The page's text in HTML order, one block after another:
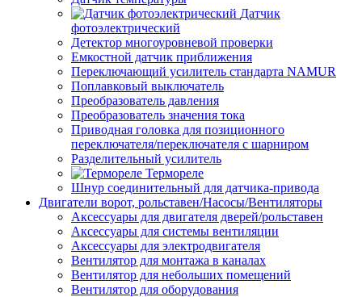
Датчик
фотоэлектрический
Детектор многоуровневой проверки
Емкостной датчик приближения
Переключающий усилитель стандарта NAMUR
Поплавковый выключатель
Преобразователь давления
Преобразователь значения тока
Приводная головка для позиционного
переключателя/переключателя с шарниром
Разделительный усилитель
Термореле
Шнур соединительный для датчика-привода
Двигатели ворот, рольставен/Насосы/Вентиляторы
Аксессуары для двигателя дверей/рольставен
Аксессуары для системы вентиляции
Аксессуары для электродвигателя
Вентилятор для монтажа в каналах
Вентилятор для небольших помещений
Вентилятор для оборудования